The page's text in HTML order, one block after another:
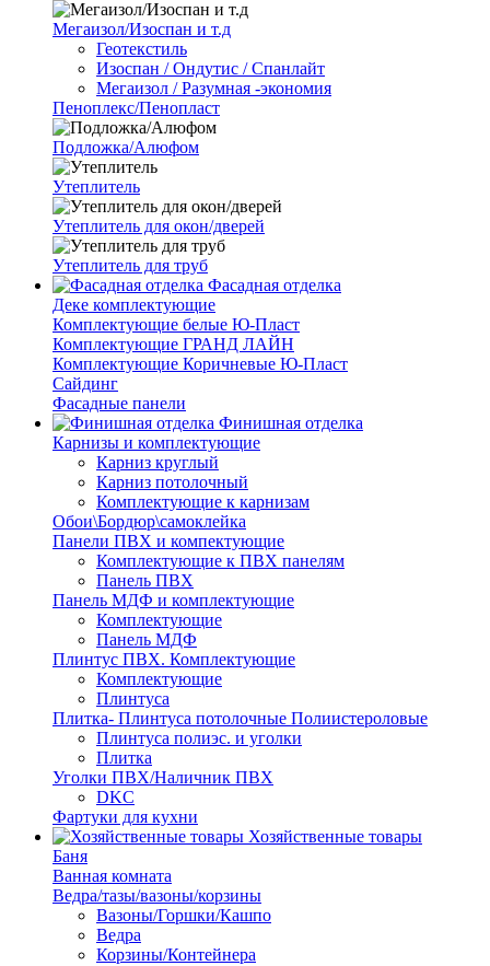
Мегаизол/Изоспан и т.д
Геотекстиль
Изоспан / Ондутис / Спанлайт
Мегаизол / Разумная -экономия
Пеноплекс/Пенопласт
Подложка/Алюфом
Утеплитель
Утеплитель для окон/дверей
Утеплитель для труб
Фасадная отделка
Деке комплектующие
Комплектующие белые Ю-Пласт
Комплектующие ГРАНД ЛАЙН
Комплектующие Коричневые Ю-Пласт
Сайдинг
Фасадные панели
Финишная отделка
Карнизы и комплектующие
Карниз круглый
Карниз потолочный
Комплектующие к карнизам
Обои\Бордюр\самоклейка
Панели ПВХ и компектующие
Комплектующие к ПВХ панелям
Панель ПВХ
Панель МДФ и комплектующие
Комплектующие
Панель МДФ
Плинтус ПВХ. Комплектующие
Комплектующие
Плинтуса
Плитка- Плинтуса потолочные Полиистероловые
Плинтуса полиэс. и уголки
Плитка
Уголки ПВХ/Наличник ПВХ
DKC
Фартуки для кухни
Хозяйственные товары
Баня
Ванная комната
Ведра/тазы/вазоны/корзины
Вазоны/Горшки/Кашпо
Ведра
Корзины/Контейнера